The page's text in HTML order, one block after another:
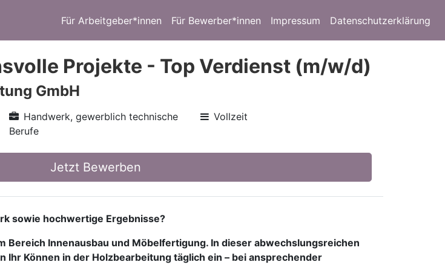
Für Arbeitgeber*innen Für Bewerber*innen Impressum Datenschutzerklärung
Projekte - Top Verdienst (m/w/d)
GmbH
Handwerk, gewerblich technische
Berufe
Vollzeit
Jetzt Bewerben
sowie hochwertige Ergebnisse?
Bereich Innenausbau und Möbelfertigung. In dieser abwechslungsreichen
Können in der Holzbearbeitung täglich ein – bei ansprechender